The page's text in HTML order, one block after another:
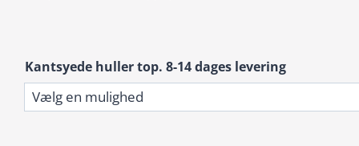
Kantsyede huller top. 8-14 dages levering